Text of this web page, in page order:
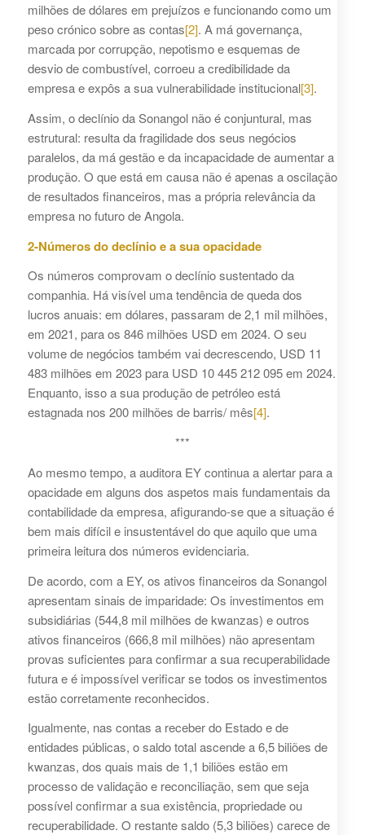
milhões de dólares em prejuízos e funcionando como um
peso crónico sobre as contas[2]. A má governança,
marcada por corrupção, nepotismo e esquemas de
desvio de combustível, corroeu a credibilidade da
empresa e expôs a sua vulnerabilidade institucional[3].
Assim, o declínio da Sonangol não é conjuntural, mas
estrutural: resulta da fragilidade dos seus negócios
paralelos, da má gestão e da incapacidade de aumentar a
produção. O que está em causa não é apenas a oscilação
de resultados financeiros, mas a própria relevância da
empresa no futuro de Angola.
2-Números do declínio e a sua opacidade
Os números comprovam o declínio sustentado da
companhia. Há visível uma tendência de queda dos
lucros anuais: em dólares, passaram de 2,1 mil milhões,
em 2021, para os 846 milhões USD em 2024. O seu
volume de negócios também vai decrescendo, USD 11
483 milhões em 2023 para USD 10 445 212 095 em 2024.
Enquanto, isso a sua produção de petróleo está
estagnada nos 200 milhões de barris/ mês[4].
***
Ao mesmo tempo, a auditora EY continua a alertar para a
opacidade em alguns dos aspetos mais fundamentais da
contabilidade da empresa, afigurando-se que a situação é
bem mais difícil e insustentável do que aquilo que uma
primeira leitura dos números evidenciaria.
De acordo, com a EY, os ativos financeiros da Sonangol
apresentam sinais de imparidade: Os investimentos em
subsidiárias (544,8 mil milhões de kwanzas) e outros
ativos financeiros (666,8 mil milhões) não apresentam
provas suficientes para confirmar a sua recuperabilidade
futura e é impossível verificar se todos os investimentos
estão corretamente reconhecidos.
Igualmente, nas contas a receber do Estado e de
entidades públicas, o saldo total ascende a 6,5 biliões de
kwanzas, dos quais mais de 1,1 biliões estão em
processo de validação e reconciliação, sem que seja
possível confirmar a sua existência, propriedade ou
recuperabilidade. O restante saldo (5,3 biliões) carece de